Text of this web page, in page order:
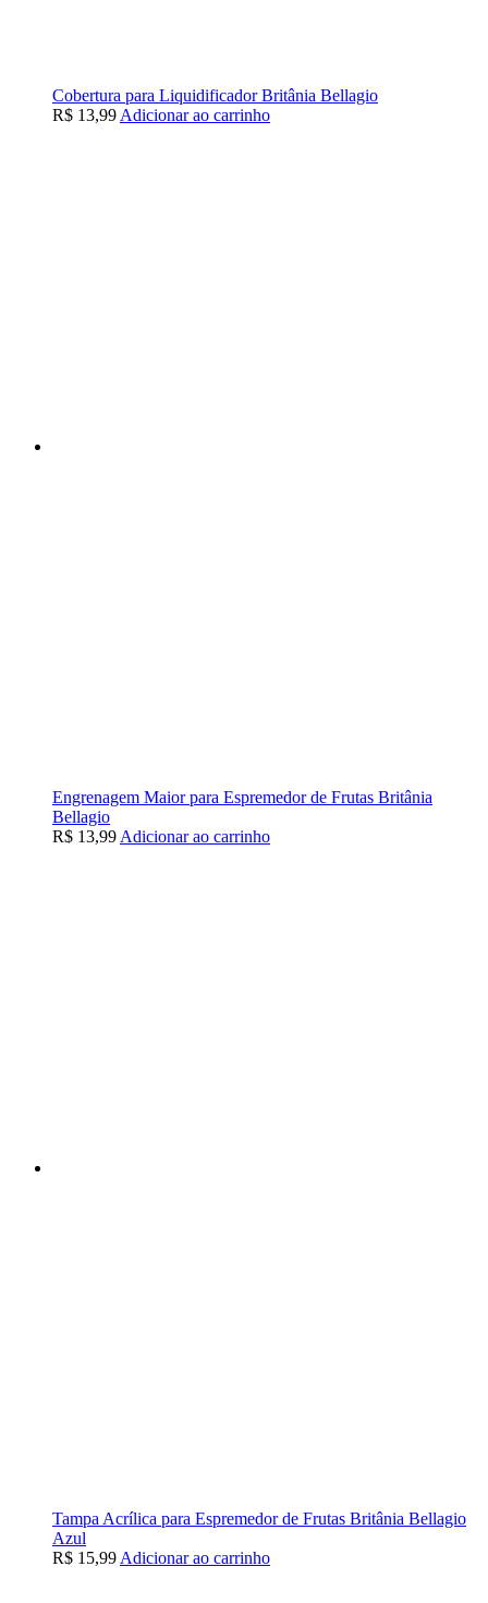
Cobertura para Liquidificador Britânia Bellagio
R$ 13,99Adicionar ao carrinho
Engrenagem Maior para Espremedor de Frutas Britânia
Bellagio
R$ 13,99Adicionar ao carrinho
Tampa Acrílica para Espremedor de Frutas Britânia Bellagio
Azul
R$ 15,99Adicionar ao carrinho